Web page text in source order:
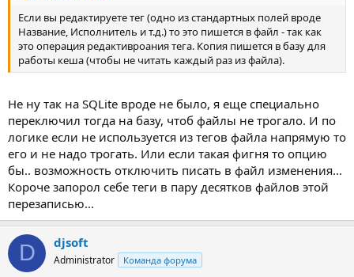
Если вы редактируете тег (одно из стандартных полей вроде
Название, Исполнитель и т.д.) то это пишется в файл - так как
это операция редактивроания тега. Копия пишется в базу для
работы кеша (чтобы не читать каждый раз из файла).
Не ну так на SQLite вроде не было, я еще специально
переключил тогда на базу, чтоб файлы не трогало. И по
логике если не используется из тегов файла напрямую то
его и не надо трогать. Или если такая фигня то опцию
бы.. возможность отключить писать в файл изменения...
Короче запорол себе теги в пару десятков файлов этой
перезаписью...
D djsoft
Administrator Команда форума